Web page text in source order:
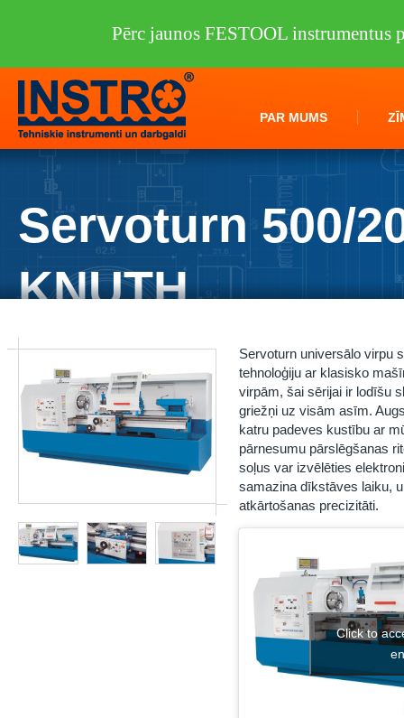
PAR MUMS
Servoturn 500/
KNUTH
Servoturn universālo virpu
tehnoloģiju ar klasisko
virpām, šai sērijai ir lodīšu
griežņi uz visām asīm.
katru padeves kustību ar
pārnesumu pārslēgšanas
soļus var izvēlēties
samazina dīkstāves laiku,
atkārtošanas precizitāti.
Click to
Pērc jaunos FESTOOL instrumentus